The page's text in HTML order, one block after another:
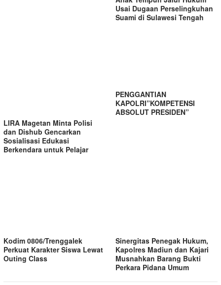
Usai Dugaan Perselingkuhan
Suami di Sulawesi Tengah
LIRA Magetan Minta Polisi
dan Dishub Gencarkan
Sosialisasi Edukasi
Berkendara untuk Pelajar
PENGGANTIAN
KAPOLRI”KOMPETENSI
ABSOLUT PRESIDEN”
Kodim 0806/Trenggalek
Perkuat Karakter Siswa Lewat
Outing Class
Sinergitas Penegak Hukum,
Kapolres Madiun dan Kajari
Musnahkan Barang Bukti
Perkara Pidana Umum